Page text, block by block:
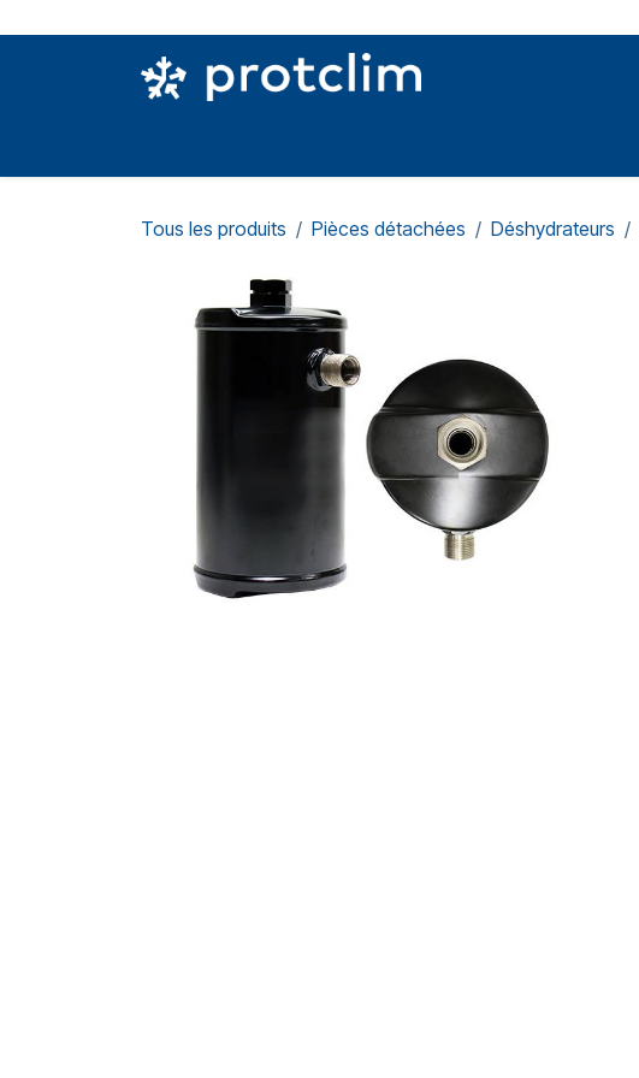
Tous les produits Pièces détachées Déshydrateurs